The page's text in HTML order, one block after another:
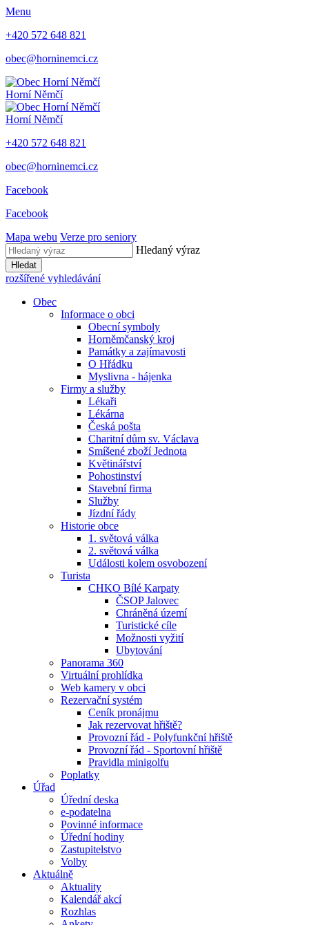
Menu
+420 572 648 821
obec@horninemci.cz
Horní Němčí
Horní Němčí
+420 572 648 821
obec@horninemci.cz
Facebook
Facebook
Mapa webu Verze pro seniory
Hledaný výraz
Hledat
rozšířené vyhledávání
Obec
Informace o obci
Obecní symboly
Horněmčanský kroj
Památky a zajímavosti
O Hřádku
Myslivna - hájenka
Firmy a služby
Lékaři
Lékárna
Česká pošta
Charitní dům sv. Václava
Smíšené zboží Jednota
Květinářství
Pohostinství
Stavební firma
Služby
Jízdní řády
Historie obce
1. světová válka
2. světová válka
Události kolem osvobození
Turista
CHKO Bílé Karpaty
ČSOP Jalovec
Chráněná území
Turistické cíle
Možnosti vyžití
Ubytování
Panorama 360
Virtuální prohlídka
Web kamery v obci
Rezervační systém
Ceník pronájmu
Jak rezervovat hřiště?
Provozní řád - Polyfunkční hřiště
Provozní řád - Sportovní hřiště
Pravidla minigolfu
Poplatky
Úřad
Úřední deska
e-podatelna
Povinné informace
Úřední hodiny
Zastupitelstvo
Volby
Aktuálně
Aktuality
Kalendář akcí
Rozhlas